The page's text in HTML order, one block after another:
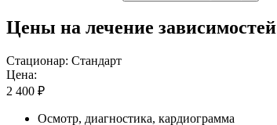
Цены на лечение зависимостей
Стационар: Стандарт
Цена:
2 400 ₽
Осмотр, диагностика, кардиограмма